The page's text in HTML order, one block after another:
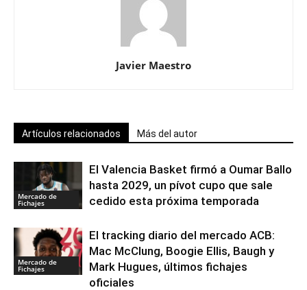
Javier Maestro
Artículos relacionados Más del autor
Mercado de
Fichajes
El Valencia Basket firmó a Oumar Ballo
hasta 2029, un pívot cupo que sale
cedido esta próxima temporada
Mercado de
Fichajes
El tracking diario del mercado ACB:
Mac McClung, Boogie Ellis, Baugh y
Mark Hugues, últimos fichajes
oficiales